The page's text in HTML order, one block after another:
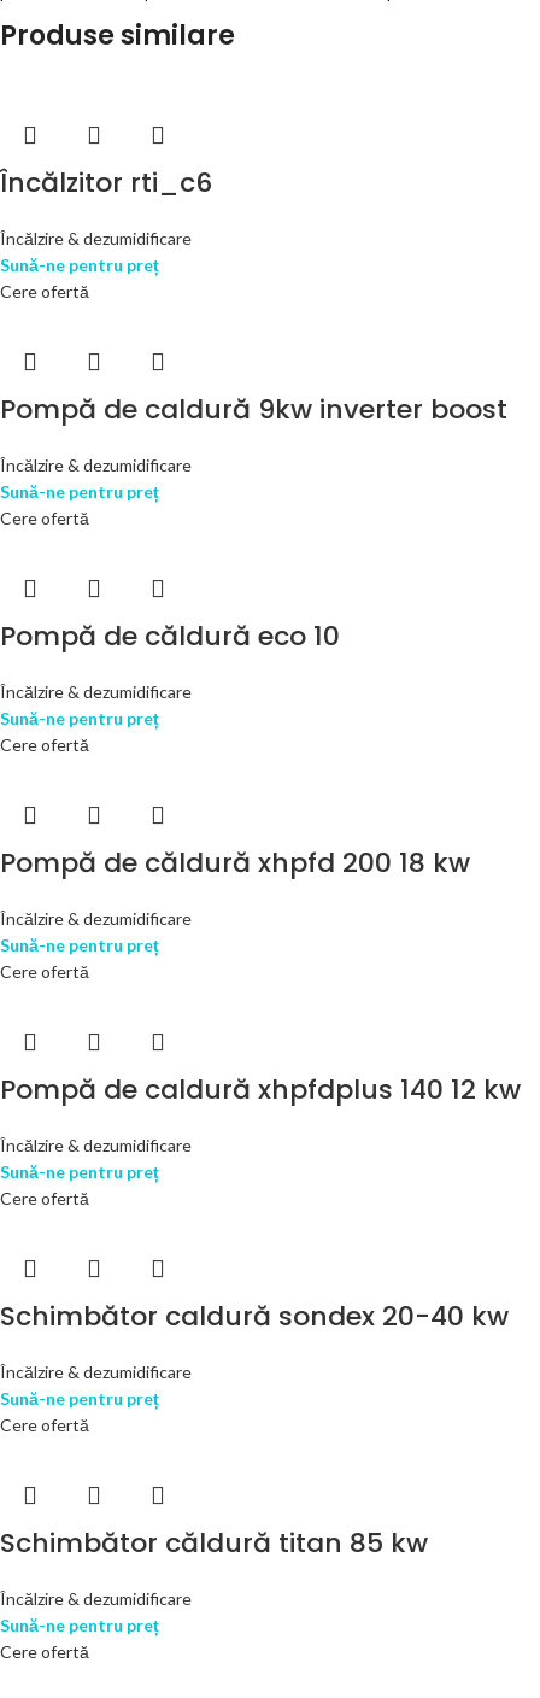
Produse similare
Încălzitor rti_c6
Încălzire & dezumidificare
Sună-ne pentru preț
Cere ofertă
Pompă de caldură 9kw inverter boost
Încălzire & dezumidificare
Sună-ne pentru preț
Cere ofertă
Pompă de căldură eco 10
Încălzire & dezumidificare
Sună-ne pentru preț
Cere ofertă
Pompă de căldură xhpfd 200 18 kw
Încălzire & dezumidificare
Sună-ne pentru preț
Cere ofertă
Pompă de caldură xhpfdplus 140 12 kw
Încălzire & dezumidificare
Sună-ne pentru preț
Cere ofertă
Schimbător caldură sondex 20-40 kw
Încălzire & dezumidificare
Sună-ne pentru preț
Cere ofertă
Schimbător căldură titan 85 kw
Încălzire & dezumidificare
Sună-ne pentru preț
Cere ofertă